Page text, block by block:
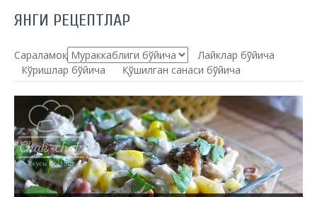
ЯНГИ РЕЦЕПТЛАР
Сараламоқ:
Лайклар бўйича
Кўришлар бўйича
Қўшилган санаси бўйича